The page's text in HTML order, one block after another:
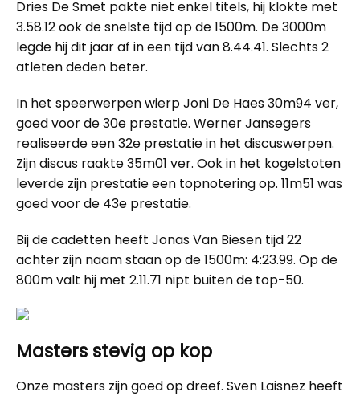
Dries De Smet pakte niet enkel titels, hij klokte met
3.58.12 ook de snelste tijd op de 1500m. De 3000m
legde hij dit jaar af in een tijd van 8.44.41. Slechts 2
atleten deden beter.
In het speerwerpen wierp Joni De Haes 30m94 ver,
goed voor de 30e prestatie. Werner Jansegers
realiseerde een 32e prestatie in het discuswerpen.
Zijn discus raakte 35m01 ver. Ook in het kogelstoten
leverde zijn prestatie een topnotering op. 11m51 was
goed voor de 43e prestatie.
Bij de cadetten heeft Jonas Van Biesen tijd 22
achter zijn naam staan op de 1500m: 4:23.99. Op de
800m valt hij met 2.11.71 nipt buiten de top-50.
Masters stevig op kop
Onze masters zijn goed op dreef. Sven Laisnez heeft